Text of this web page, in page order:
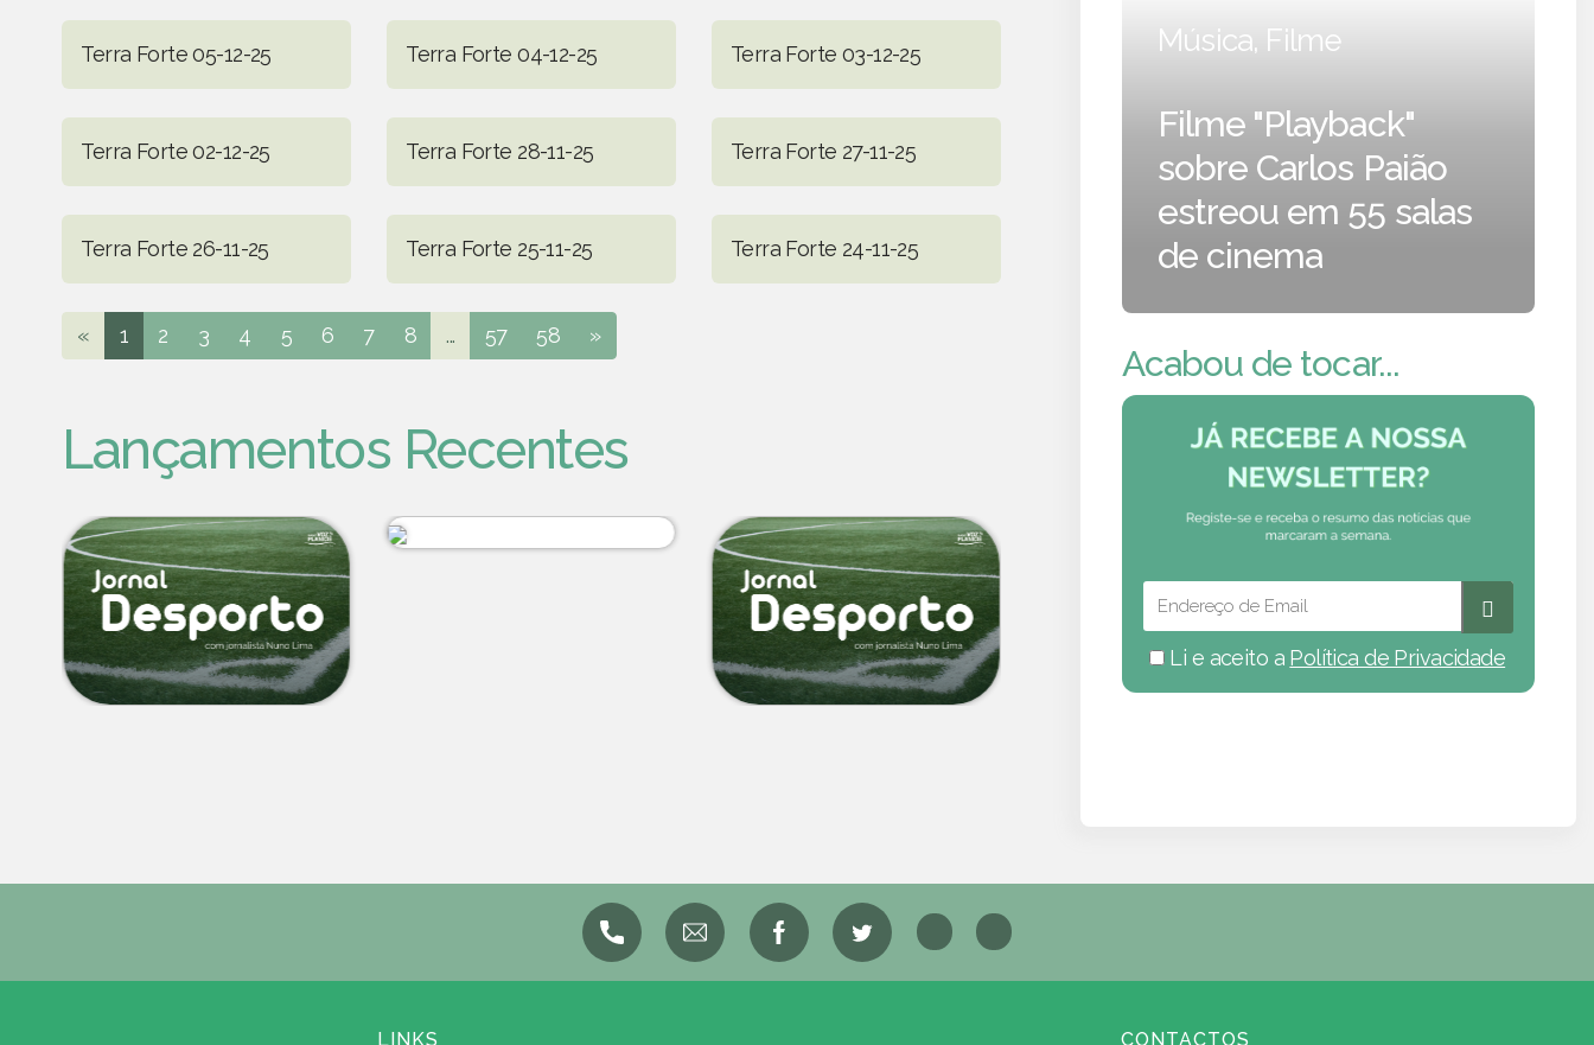
Terra Forte 05-12-25 Terra Forte 04-12-25 Terra Forte 03-12-25
Terra Forte 02-12-25 Terra Forte 28-11-25 Terra Forte 27-11-25
Terra Forte 26-11-25 Terra Forte 25-11-25 Terra Forte 24-11-25
« 1 2 3 4 5 6 7 8 ... 57 58 »
Lançamentos Recentes
Música, Filme
Filme "Playback"
sobre Carlos Paião
estreou em 55 salas
de cinema
Acabou de tocar...
Li e aceito a Política de Privacidade
LINKS CONTACTOS